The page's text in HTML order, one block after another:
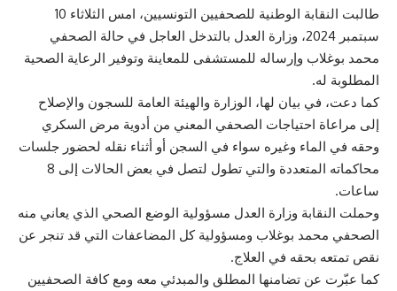
طالبت النقابة الوطنية للصحفيين التونسيين، امس الثلاثاء 10
سبتمبر 2024، وزارة العدل بالتدخل العاجل في حالة الصحفي
محمد بوغلاب وإرساله للمستشفى للمعاينة وتوفير الرعاية الصحية
المطلوبة له.
كما دعت، في بيان لها، الوزارة والهيئة العامة للسجون والإصلاح
إلى مراعاة احتياجات الصحفي المعني من أدوية مرض السكري
وحقه في الماء وغيره سواء في السجن أو أثناء نقله لحضور جلسات
محاكماته المتعددة والتي تطول لتصل في بعض الحالات إلى 8
ساعات.
وحملت النقابة وزارة العدل مسؤولية الوضع الصحي الذي يعاني منه
الصحفي محمد بوغلاب ومسؤولية كل المضاعفات التي قد تنجر عن
نقص تمتعه بحقه في العلاج.
كما عبّرت عن تضامنها المطلق والمبدئي معه ومع كافة الصحفيين